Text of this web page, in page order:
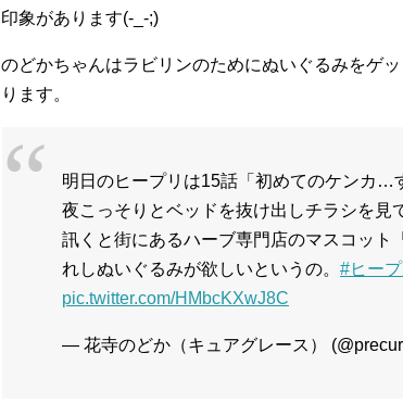
印象があります(-_-;)
のどかちゃんはラビリンのためにぬいぐるみをゲ
ります。
明日のヒープリは15話「初めてのケンカ…
夜こっそりとベッドを抜け出しチラシを見
訊くと街にあるハーブ専門店のマスコット
れしぬいぐるみが欲しいというの。 #ヒープ
pic.twitter.com/HMbcKXwJ8C
— 花寺のどか（キュアグレース）